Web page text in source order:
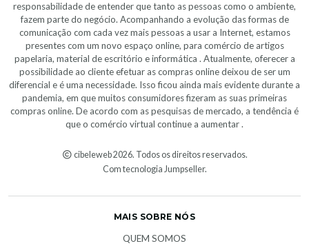
responsabilidade de entender que tanto as pessoas como o ambiente,
fazem parte do negócio. Acompanhando a evolução das formas de
comunicação com cada vez mais pessoas a usar a Internet, estamos
presentes com um novo espaço online, para comércio de artigos
papelaria, material de escritório e informática . Atualmente, oferecer a
possibilidade ao cliente efetuar as compras online deixou de ser um
diferencial e é uma necessidade. Isso ficou ainda mais evidente durante a
pandemia, em que muitos consumidores fizeram as suas primeiras
compras online. De acordo com as pesquisas de mercado, a tendência é
que o comércio virtual continue a aumentar .
cibeleweb 2026. Todos os direitos reservados.
Com tecnologia Jumpseller.
MAIS SOBRE NÓS
QUEM SOMOS